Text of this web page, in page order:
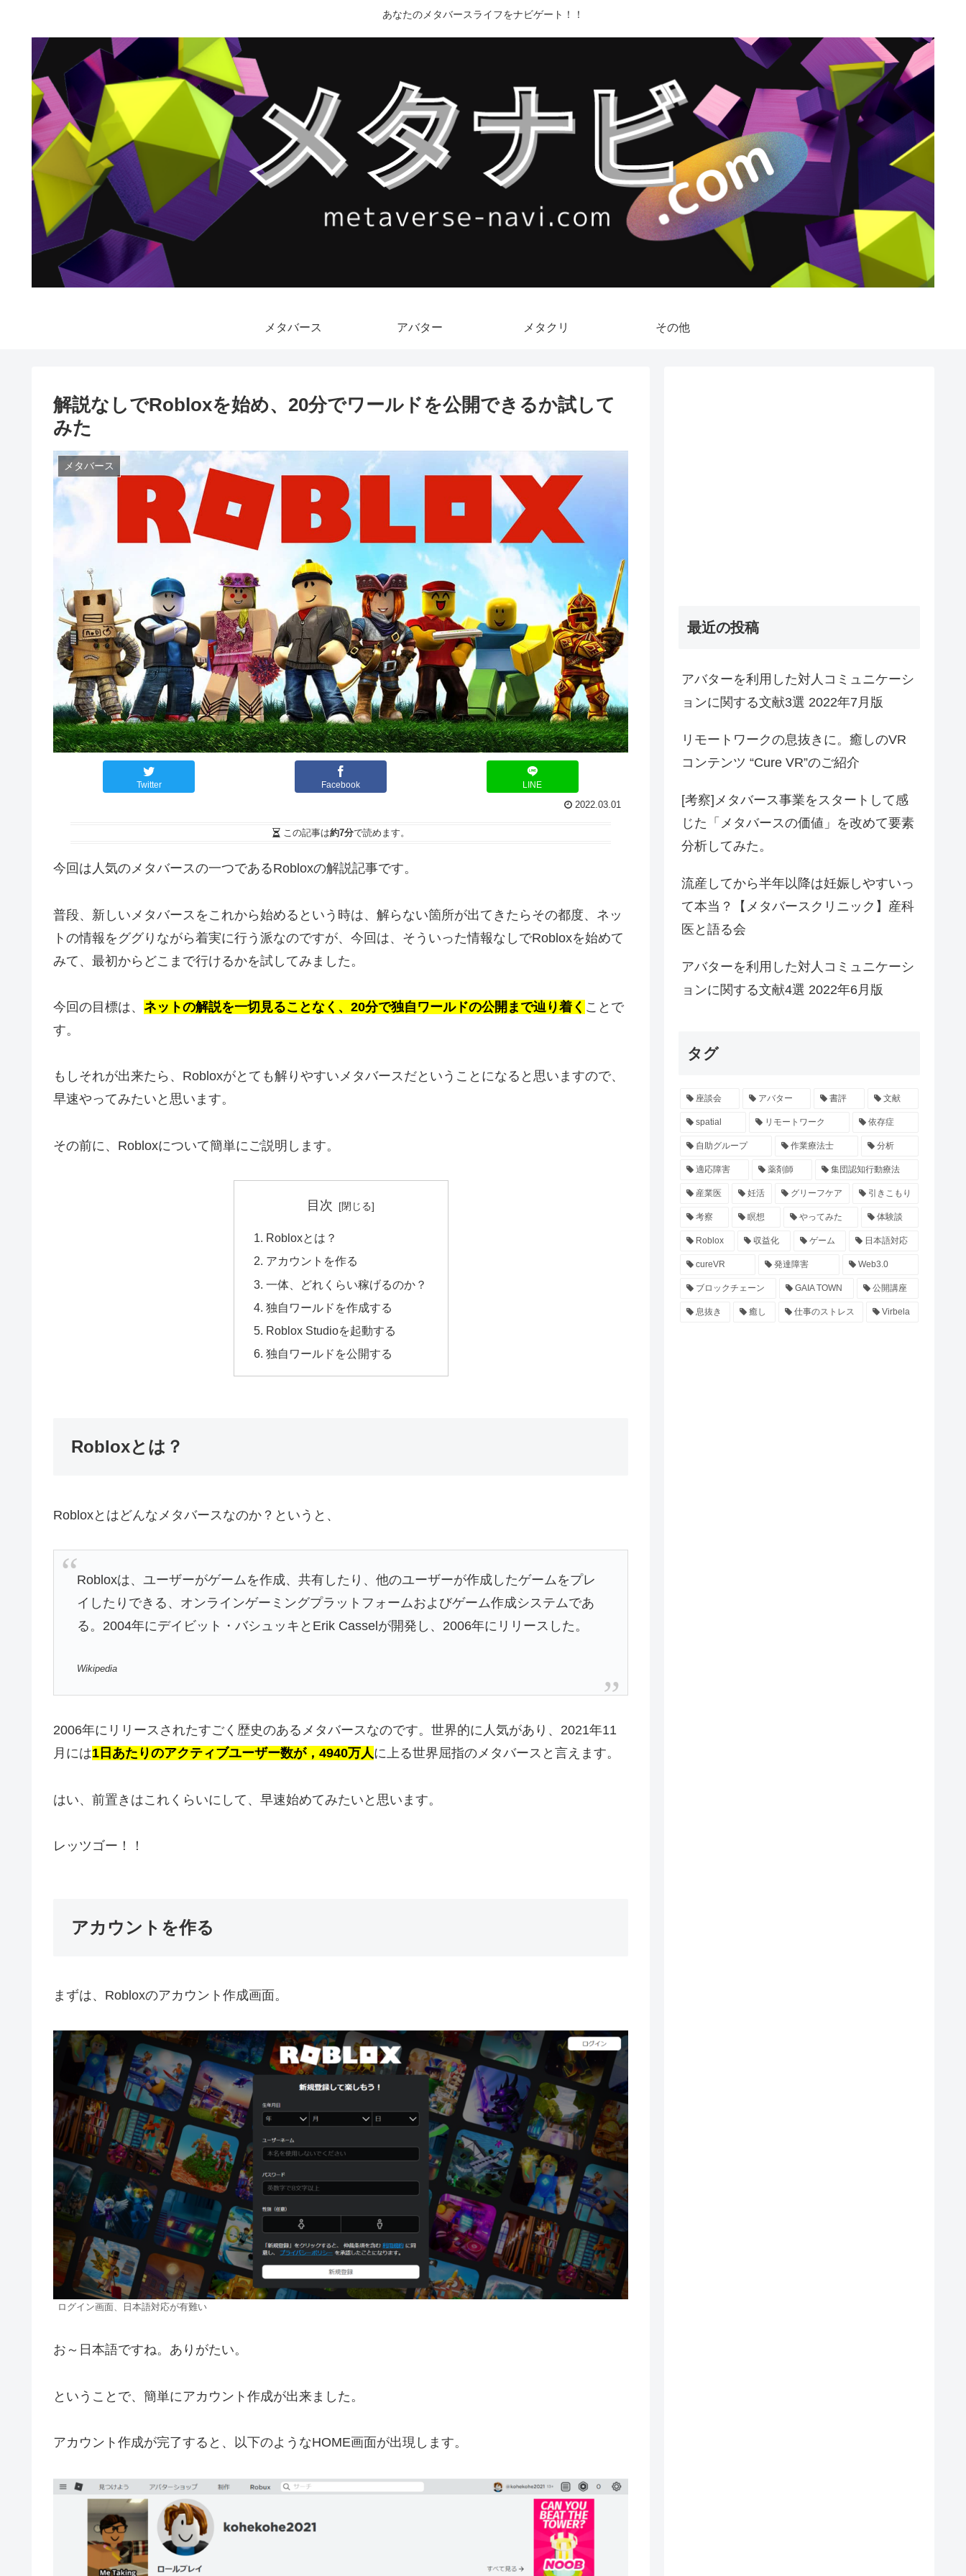
あなたのメタバースライフをナビゲート！！
メタバース アバター メタクリ その他
解説なしでRobloxを始め、20分でワールドを公開できるか試して
みた
メタバース
Twitter Facebook LINE
2022.03.01
この記事は約7分で読めます。
今回は人気のメタバースの一つであるRobloxの解説記事です。
普段、新しいメタバースをこれから始めるという時は、解らない箇所が出てきたらその都度、ネッ
トの情報をググりながら着実に行う派なのですが、今回は、そういった情報なしでRobloxを始めて
みて、最初からどこまで行けるかを試してみました。
今回の目標は、 ネットの解説を一切見ることなく、20分で独自ワールドの公開まで辿り着く ことで
す。
もしそれが出来たら、Robloxがとても解りやすいメタバースだということになると思いますので、
早速やってみたいと思います。
その前に、Robloxについて簡単にご説明します。
目次
Robloxとは？
アカウントを作る
一体、どれくらい稼げるのか？
独自ワールドを作成する
Roblox Studioを起動する
独自ワールドを公開する
Robloxとは？
Robloxとはどんなメタバースなのか？というと、
Robloxは、ユーザーがゲームを作成、共有したり、他のユーザーが作成したゲームをプレ
イしたりできる、オンラインゲーミングプラットフォームおよびゲーム作成システムであ
る。2004年にデイビット・バシュッキとErik Casselが開発し、2006年にリリースした。
Wikipedia
2006年にリリースされたすごく歴史のあるメタバースなのです。世界的に人気があり、2021年11
月には1日あたりのアクティブユーザー数が，4940万人に上る世界屈指のメタバースと言えます。
はい、前置きはこれくらいにして、早速始めてみたいと思います。
レッツゴー！！
アカウントを作る
まずは、Robloxのアカウント作成画面。
ログイン画面、日本語対応が有難い
お～日本語ですね。ありがたい。
ということで、簡単にアカウント作成が出来ました。
アカウント作成が完了すると、以下のようなHOME画面が出現します。
最近の投稿
アバターを利用した対人コミュニケーシ
ョンに関する文献3選 2022年7月版
リモートワークの息抜きに。癒しのVR
コンテンツ “Cure VR”のご紹介
[考察]メタバース事業をスタートして感
じた「メタバースの価値」を改めて要素
分析してみた。
流産してから半年以降は妊娠しやすいっ
て本当？【メタバースクリニック】産科
医と語る会
アバターを利用した対人コミュニケーシ
ョンに関する文献4選 2022年6月版
タグ
座談会 アバター 書評 文献
spatial リモートワーク 依存症
自助グループ 作業療法士 分析
適応障害 薬剤師 集団認知行動療法
産業医 妊活 グリーフケア 引きこもり
考察 瞑想 やってみた 体験談
Roblox 収益化 ゲーム 日本語対応
cureVR 発達障害 Web3.0
ブロックチェーン GAIA TOWN 公開講座
息抜き 癒し 仕事のストレス Virbela